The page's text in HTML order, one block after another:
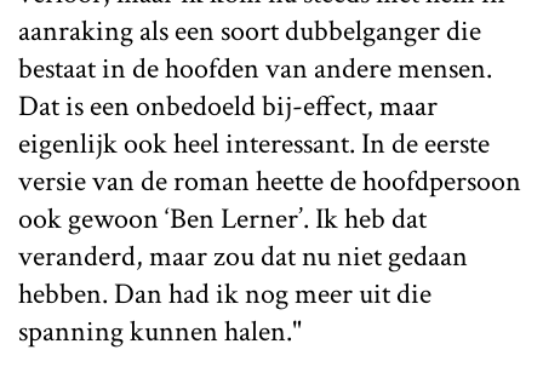
aanraking als een soort dubbelganger die
bestaat in de hoofden van andere mensen.
Dat is een onbedoeld bij-effect, maar
eigenlijk ook heel interessant. In de eerste
versie van de roman heette de hoofdpersoon
ook gewoon ‘Ben Lerner’. Ik heb dat
veranderd, maar zou dat nu niet gedaan
hebben. Dan had ik nog meer uit die
spanning kunnen halen."